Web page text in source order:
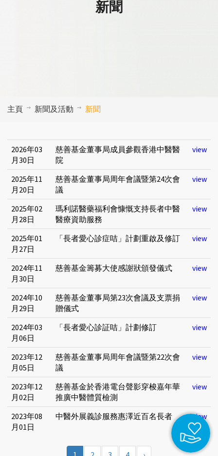
新聞
主頁 新聞及活動 新聞
2026年03
月30日
慈善基金董事局成員參觀香港中醫醫
院
view
2025年11
月20日
慈善基金董事局周年會議暨第24次會
議
view
2025年02
月28日
瑪利諾醫藥福利會慷慨支持長者中醫
醫療資助服務
view
2025年01
月27日
「長者愛心診症咭」計劃重啟及修訂 view
2024年11
月30日
慈善基金籌募大使感謝狀頒發儀式 view
2024年10
月29日
慈善基金董事局第23次會議及支票捐
贈儀式
view
2024年03
月06日
「長者愛心診証咭」計劃修訂 view
2023年12
月05日
慈善基金董事局周年會議暨第22次會
議
view
2023年12
月02日
慈善基金於香港電台聲影穿梭嘉年華
推廣中醫體質檢測
view
2023年08
月01日
中醫外展義診服務惠澤近百名長者 view